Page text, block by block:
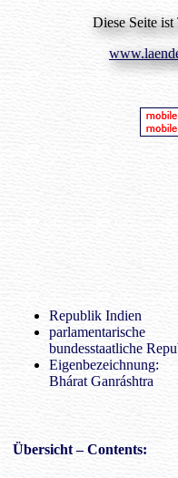
Diese Seite ist
Republik Indien
parlamentarische
bundesstaatliche
Eigenbezeichnung:
Bhárat Ganráshtra
Übersicht– Contents: